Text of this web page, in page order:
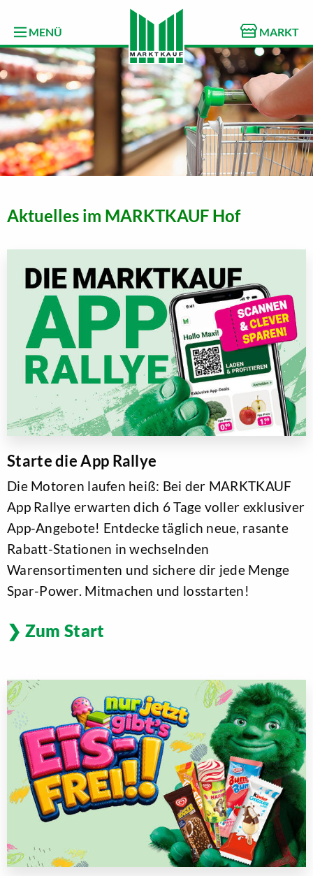
MENÜ MARKT
Aktuelles im MARKTKAUF Hof
Starte die App Rallye
Die Motoren laufen heiß: Bei der MARKTKAUF
App Rallye erwarten dich 6 Tage voller exklusiver
App-Angebote! Entdecke täglich neue, rasante
Rabatt-Stationen in wechselnden
Warensortimenten und sichere dir jede Menge
Spar-Power. Mitmachen und losstarten!
Zum Start